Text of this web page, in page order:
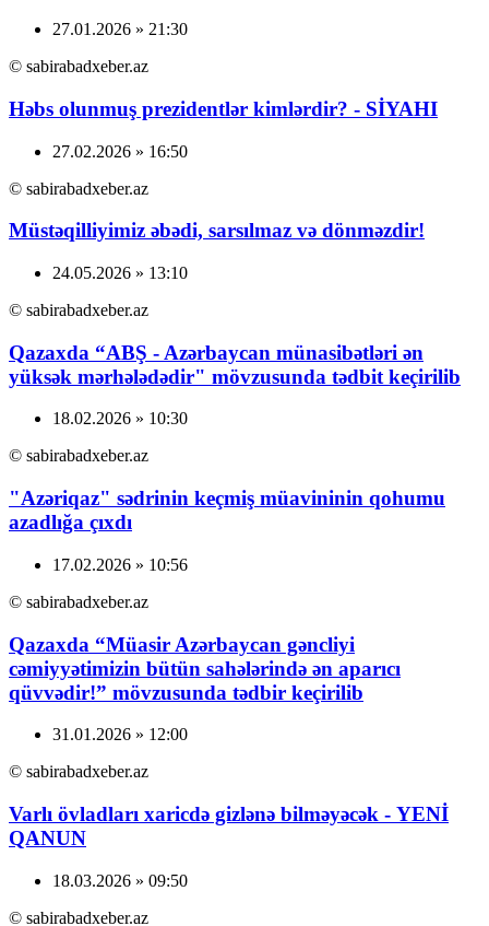
27.01.2026 » 21:30
© sabirabadxeber.az
Həbs olunmuş prezidentlər kimlərdir? - SİYAHI
27.02.2026 » 16:50
© sabirabadxeber.az
Müstəqilliyimiz əbədi, sarsılmaz və dönməzdir!
24.05.2026 » 13:10
© sabirabadxeber.az
Qazaxda “ABŞ - Azərbaycan münasibətləri ən
yüksək mərhələdədir" mövzusunda tədbit keçirilib
18.02.2026 » 10:30
© sabirabadxeber.az
"Azəriqaz" sədrinin keçmiş müavininin qohumu
azadlığa çıxdı
17.02.2026 » 10:56
© sabirabadxeber.az
Qazaxda “Müasir Azərbaycan gəncliyi
cəmiyyətimizin bütün sahələrində ən aparıcı
qüvvədir!” mövzusunda tədbir keçirilib
31.01.2026 » 12:00
© sabirabadxeber.az
Varlı övladları xaricdə gizlənə bilməyəcək - YENİ
QANUN
18.03.2026 » 09:50
© sabirabadxeber.az